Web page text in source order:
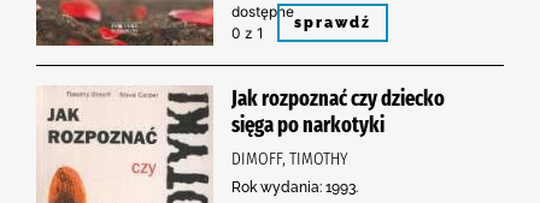
dostępne
0 z 1
sprawdź
Jak rozpoznać czy dziecko
sięga po narkotyki
DIMOFF, TIMOTHY
Rok wydania: 1993.